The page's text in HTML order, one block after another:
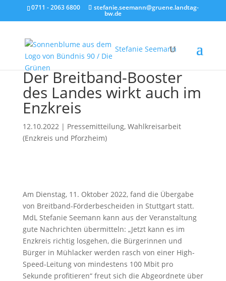
0711 - 2063 6800 stefanie.seemann@gruene.landtag-
bw.de
Stefanie Seemann
Der Breitband-Booster
des Landes wirkt auch im
Enzkreis
12.10.2022| Pressemitteilung, Wahlkreisarbeit
(Enzkreis und Pforzheim)
Am Dienstag, 11. Oktober 2022, fand die Übergabe
von Breitband-Förderbescheiden in Stuttgart statt.
MdL Stefanie Seemann kann aus der Veranstaltung
gute Nachrichten übermitteln: „Jetzt kann es im
Enzkreis richtig losgehen, die Bürgerinnen und
Bürger in Mühlacker werden rasch von einer High-
Speed-Leitung von mindestens 100 Mbit pro
Sekunde profitieren“ freut sich die Abgeordnete über